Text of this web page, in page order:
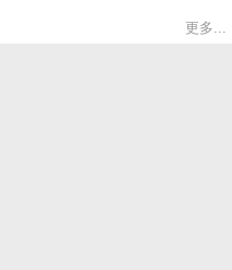
更多...